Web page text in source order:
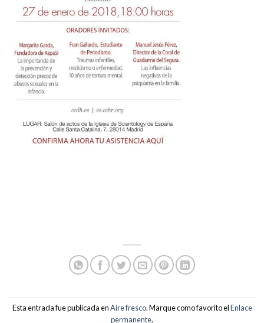
Esta entrada fue publicada en Aire fresco. Marque como favorito elEnlace
permanente